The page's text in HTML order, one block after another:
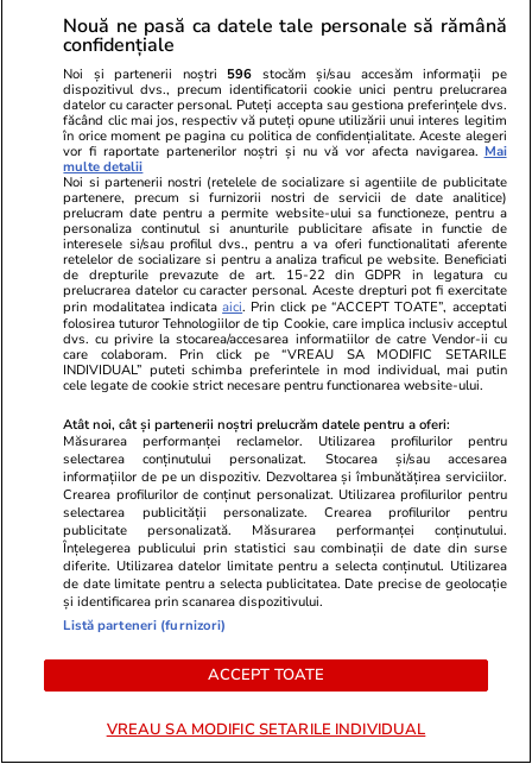
Ultimele grinzi de peste 50 de metri sunt
montate la pasajul peste calea ferată și DN7
Lifestyle 31 iul.
Un turist a refuzat să plătească 12.000 de
dolari pentru a chema o ambulanță așa că a
mers 6 ore cu un băț de trekking înfipt în
coastă
Politică 31 iul.
Traian Băsescu i-a făcut praf pe guvernanți:
„Lumea, dacă vrea să vadă ce înseamnă să fii
prost, se uită la România”. Miniștrii de la
Energie, „niște panarame”
Citește mai multe
TRENDING
România. Buletinele vechi devin excepție,
Nouă ne pasă ca datele tale personale să rămână
confidențiale
Noi și partenerii noștri 596 stocăm și/sau accesăm informații pe
dispozitivul dvs., precum identificatorii cookie unici pentru prelucrarea
datelor cu caracter personal. Puteți accepta sau gestiona preferințele dvs.
făcând clic mai jos, respectiv vă puteți opune utilizării unui interes legitim
în orice moment pe pagina cu politica de confidențialitate. Aceste alegeri
vor fi raportate partenerilor noștri și nu vă vor afecta navigarea. Mai
multe detalii
Noi si partenerii nostri (retelele de socializare si agentiile de publicitate
partenere, precum si furnizorii nostri de servicii de date analitice)
prelucram date pentru a permite website-ului sa functioneze, pentru a
personaliza continutul si anunturile publicitare afisate in functie de
interesele si/sau profilul dvs., pentru a va oferi functionalitati aferente
retelelor de socializare si pentru a analiza traficul pe website. Beneficiati
de drepturile prevazute de art. 15-22 din GDPR in legatura cu
prelucrarea datelor cu caracter personal. Aceste drepturi pot fi exercitate
prin modalitatea indicataaici. Prin click pe “ACCEPT TOATE”, acceptati
folosirea tuturor Tehnologiilor de tip Cookie, care implica inclusiv acceptul
dvs. cu privire la stocarea/accesarea informatiilor de catre Vendor-ii cu
care colaboram. Prin click pe “VREAU SA MODIFIC SETARILE
INDIVIDUAL” puteti schimba preferintele in mod individual, mai putin
cele legate de cookie strict necesare pentru functionarea website-ului.
Atât noi, cât și partenerii noștri prelucrăm datele pentru a oferi:
Măsurarea performanței reclamelor. Utilizarea profilurilor pentru
selectarea conținutului personalizat. Stocarea și/sau accesarea
informațiilor de pe un dispozitiv. Dezvoltarea și îmbunătățirea serviciilor.
Crearea profilurilor de conținut personalizat. Utilizarea profilurilor pentru
selectarea publicității personalizate. Crearea profilurilor pentru
publicitate personalizată. Măsurarea performanței conținutului.
Înțelegerea publicului prin statistici sau combinații de date din surse
diferite. Utilizarea datelor limitate pentru a selecta conținutul. Utilizarea
de date limitate pentru a selecta publicitatea. Date precise de geolocație
și identificarea prin scanarea dispozitivului.
Listă parteneri (furnizori)
ACCEPT TOATE
VREAU SA MODIFIC SETARILE INDIVIDUAL